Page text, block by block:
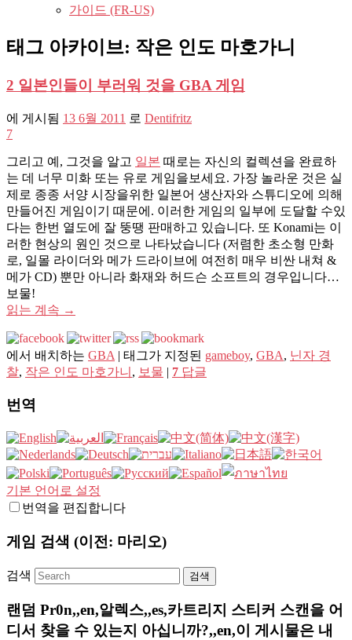
가이드 (FR-US)
태그 아카이브: 작은 인도 마호가니
2 일본인들이 부러워 것을 GBA 게임
에 게시됨 13 6월 2011 로 Dentifritz
7
그리고 예, 그것을 알고 일본 때로는 자신의 컬렉션을 완료하
는 데 너무 미화 또는 유로 게임을보세요. 가장 놀라운 것은 실
제로 종종 서양 시장을위한 일본어 생산자와 스튜디오에 의해
만들어진 게임이기 때문에. 이러한 게임의 일부에 도달할 수있
다는 한번 열도에 잘 뚱땡 판매하고 있습니다. 또 Konami는 이
러한 현상의 원인 것으로 나타났습니다 (저렴한 초소형 만화
로, 일몰 라이더와 메가 드라이브에 여전히 매우 비싼 내쳐 &
메가 CD) 뿐만 아니라 화재와 허드슨 소프트의 경우입니다…
보물!
읽는 계속 →
에서 배치하는 GBA | 태그가 지정된 gameboy, GBA, 닌자 경
찰, 작은 인도 마호가니 , 보물 | 7 답글
번역
기본 언어로 설정
번역을 편집합니다
게임 검색 (이전: 마리오)
검색
랜덤 Pr0n,,en,알렉스,,es,카트리지 스티커 스캔을 어
디서 찾을 수 있는지 아십니까?,,en,이 게시물은 내